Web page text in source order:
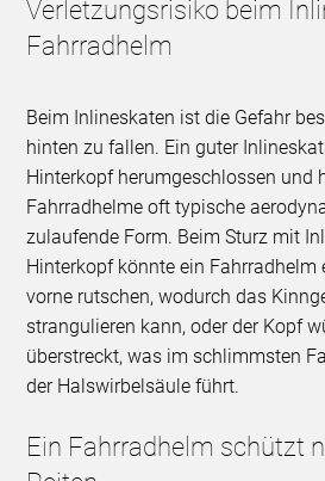
Verletzungsrisiko beim
Fahrradhelm
Beim Inlineskaten ist die Gefahr
hinten zu fallen. Ein guter
Hinterkopf herumgeschlossen und
Fahrradhelme oft typische
zulaufende Form. Beim Sturz mit
Hinterkopf könnte ein Fahrradhelm
vorne rutschen, wodurch das
strangulieren kann, oder der Kopf
überstreckt, was im schlimmsten
der Halswirbelsäule führt.
Ein Fahrradhelm schützt